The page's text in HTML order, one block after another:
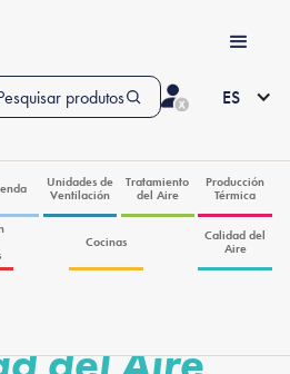
produtos ES
Unidades de
Ventilación
Tratamiento
del Aire
Producción
Térmica
Cocinas
Calidad del
Aire